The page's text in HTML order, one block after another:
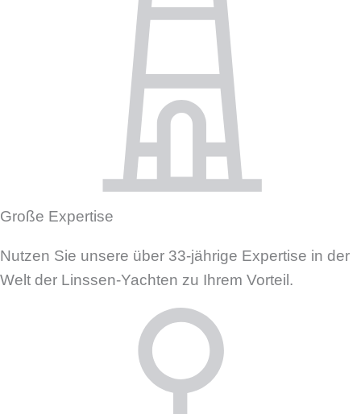
Große Expertise
Nutzen Sie unsere über 33-jährige Expertise in der
Welt der Linssen-Yachten zu Ihrem Vorteil.